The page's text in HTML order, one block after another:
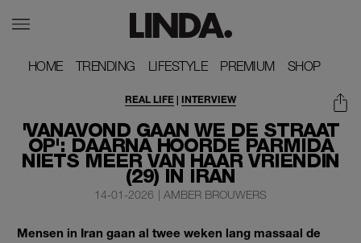
HOME
HOME TRENDING
TRENDING LIFESTYLE
LIFESTYLE PREMIUM
PREMIUM SHOP
SHOP
'VANAVOND GAAN WE DE STRAAT
OP': DAARNA HOORDE PARMIDA
NIETS MEER VAN HAAR VRIENDIN
(29) IN IRAN
REAL LIFE | INTERVIEW
14-01-2026 | AMBER BROUWERS
Mensen in Iran gaan al twee weken lang massaal de